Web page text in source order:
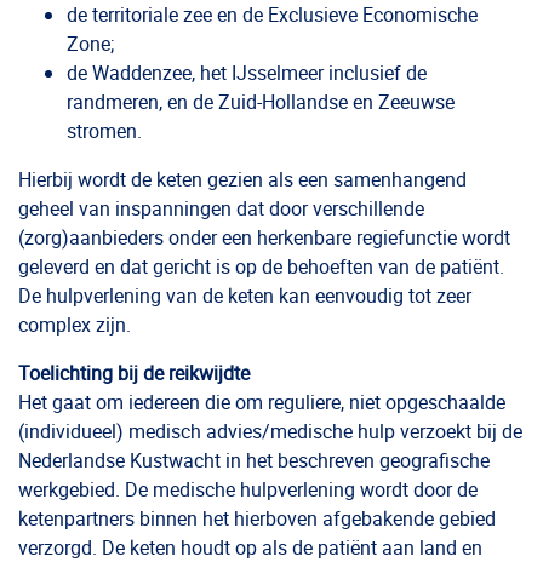
de territoriale zee en de Exclusieve Economische
Zone;
de Waddenzee, het IJsselmeer inclusief de
randmeren, en de Zuid-Hollandse en Zeeuwse
stromen.
Hierbij wordt de keten gezien als een samenhangend
geheel van inspanningen dat door verschillende
(zorg)aanbieders onder een herkenbare regiefunctie wordt
geleverd en dat gericht is op de behoeften van de patiënt.
De hulpverlening van de keten kan eenvoudig tot zeer
complex zijn.
Toelichting bij de reikwijdte
Het gaat om iedereen die om reguliere, niet opgeschaalde
(individueel) medisch advies/medische hulp verzoekt bij de
Nederlandse Kustwacht in het beschreven geografische
werkgebied. De medische hulpverlening wordt door de
ketenpartners binnen het hierboven afgebakende gebied
verzorgd. De keten houdt op als de patiënt aan land en